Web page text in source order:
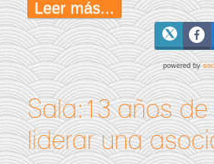
Leer más...
powered by
Sala:13 años
liderar una